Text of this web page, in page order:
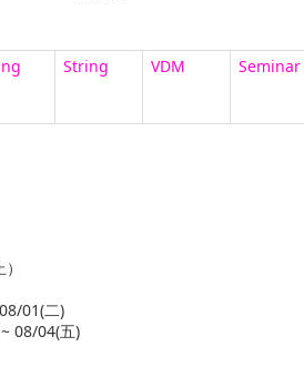
String VDM Seminar
01(二)
08/04(五)